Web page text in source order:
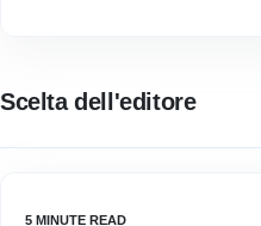
Scelta dell'editore